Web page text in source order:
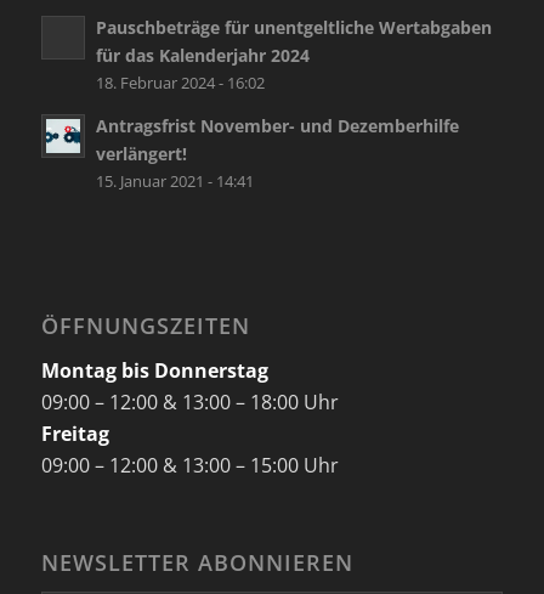
Pauschbeträge für unentgeltliche Wertabgaben
für das Kalenderjahr 2024
18. Februar 2024 - 16:02
Antragsfrist November- und Dezemberhilfe
verlängert!
15. Januar 2021 - 14:41
ÖFFNUNGSZEITEN
Montag bis Donnerstag
09:00 – 12:00 & 13:00 – 18:00 Uhr
Freitag
09:00 – 12:00 & 13:00 – 15:00 Uhr
NEWSLETTER ABONNIEREN